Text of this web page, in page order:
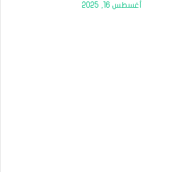
أغسطس 16, 2025